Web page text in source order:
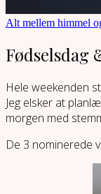
Alt mellem himmel
Fødselsdag
Hele weekenden
Jeg elsker at
morgen med
De 3 nominerede